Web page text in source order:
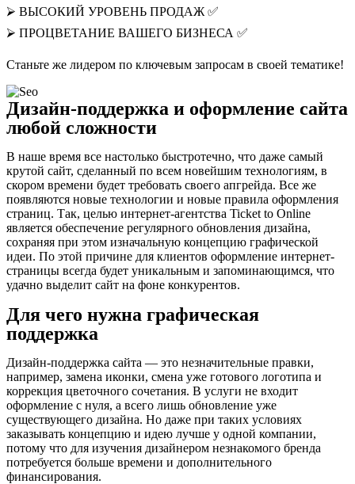
⮚ ВЫСОКИЙ УРОВЕНЬ ПРОДАЖ ✅
⮚ ПРОЦВЕТАНИЕ ВАШЕГО БИЗНЕСА ✅
Станьте же лидером по ключевым запросам в своей тематике!
Дизайн-поддержка и оформление сайта
любой сложности
В наше время все настолько быстротечно, что даже самый
крутой сайт, сделанный по всем новейшим технологиям, в
скором времени будет требовать своего апгрейда. Все же
появляются новые технологии и новые правила оформления
страниц. Так, целью интернет-агентства Ticket to Online
является обеспечение регулярного обновления дизайна,
сохраняя при этом изначальную концепцию графической
идеи. По этой причине для клиентов оформление интернет-
страницы всегда будет уникальным и запоминающимся, что
удачно выделит сайт на фоне конкурентов.
Для чего нужна графическая
поддержка
Дизайн-поддержка сайта — это незначительные правки,
например, замена иконки, смена уже готового логотипа и
коррекция цветочного сочетания. В услуги не входит
оформление с нуля, а всего лишь обновление уже
существующего дизайна. Но даже при таких условиях
заказывать концепцию и идею лучше у одной компании,
потому что для изучения дизайнером незнакомого бренда
потребуется больше времени и дополнительного
финансирования.